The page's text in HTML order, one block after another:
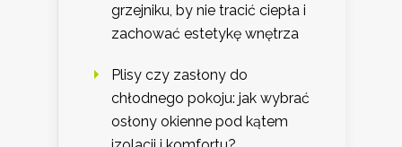
grzejniku, by nie tracić ciepła i
zachować estetykę wnętrza
Plisy czy zasłony do
chłodnego pokoju: jak wybrać
osłony okienne pod kątem